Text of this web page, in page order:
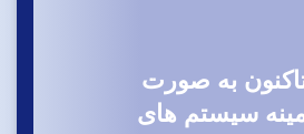
سال 1372 تاکنون به صورت
سیستم های